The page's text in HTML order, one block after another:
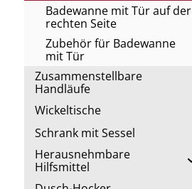
Badewanne mit Tür auf der
rechten Seite
Zubehör für Badewanne
mit Tür
Zusammenstellbare
Handläufe
Wickeltische
Schrank mit Sessel
Herausnehmbare
Hilfsmittel